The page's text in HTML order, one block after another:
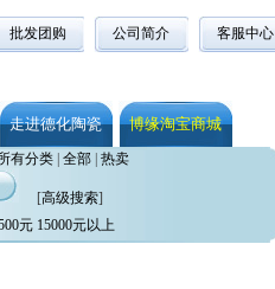
批发团购 公司简介 客服中心
走进德化陶瓷 博缘淘宝商城
有分类| 全部| 热卖
[高级搜索]
元 15000元以上